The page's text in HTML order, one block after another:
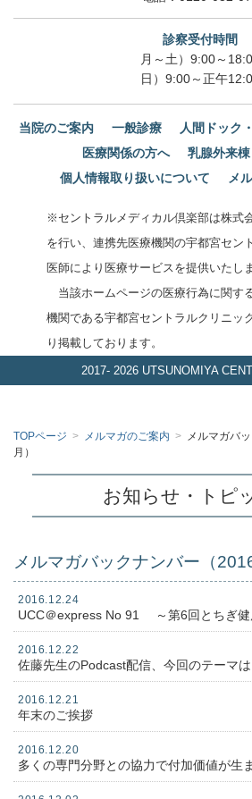
診察受付時間
月～土）9:00～
日）9:00～正午
当院のご案内 一般診療 人間ドック
医療関係の方へ
乳腺外来棟
個人情報取り扱いについて
メ
※セントラルメディカル倶楽部は株式
を行い、連携先医療機関の宇都宮セン
医師により医療サービスを提供いたし
当該ホームページの医療行為に関す
機関である宇都宮セントラルクリニッ
り掲載しております。
2017- 2026 UTSUNOMIYA
TOPページ > メルマガのご案内 > メルマガバ
月）
お知らせ・トピ
メルマガバックナンバー（
2016.12.24
2016.12.22
2016.12.21
年末のご挨拶
2016.12.20